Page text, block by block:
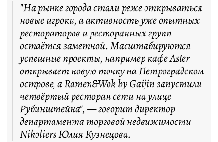
"На рынке города стали реже открываться
новые игроки, а активность уже опытных
рестораторов и ресторанных групп
остаётся заметной. Масштабируются
успешные проекты, например кафе Aster
открывает новую точку на Петроградском
острове, а Ramen&Wok by Gaijin запустили
четвёртый ресторан сети на улице
Рубинштейна", — говорит директор
департамента торговой недвижимости
Nikoliers Юлия Кузнецова.